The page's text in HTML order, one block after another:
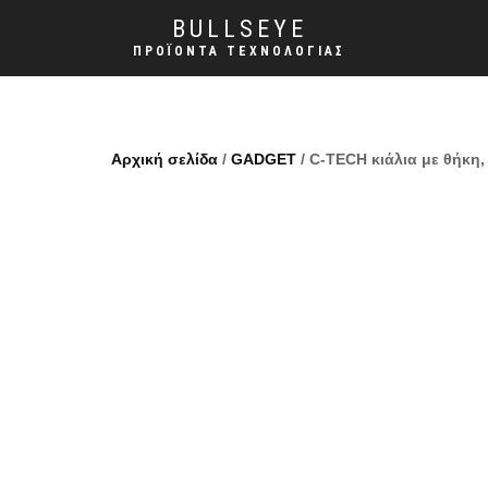
BULLSEYE
ΠΡΟΪΌΝΤΑ ΤΕΧΝΟΛΟΓΊΑΣ
Αρχική σελίδα / GADGET / C-TECH κιάλια με